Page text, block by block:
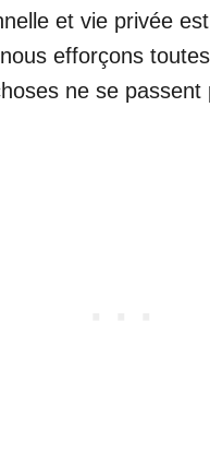
et vie privée
efforçons toutes
ne se passent